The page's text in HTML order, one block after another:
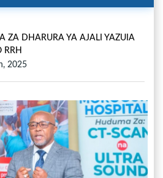
ZA DHARURA YA AJALI YAZUIA
RRH
2025